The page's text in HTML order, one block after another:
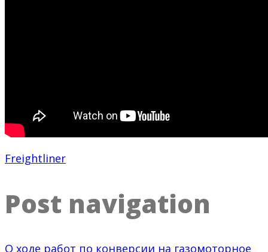
Freightliner
Post navigation
О ходе работ по конверсии на газомоторное